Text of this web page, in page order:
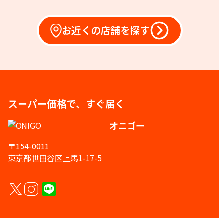
お近くの店舗を探す
スーパー価格で、すぐ届く
オニゴー
〒154-0011
東京都世田谷区上馬1-17-5